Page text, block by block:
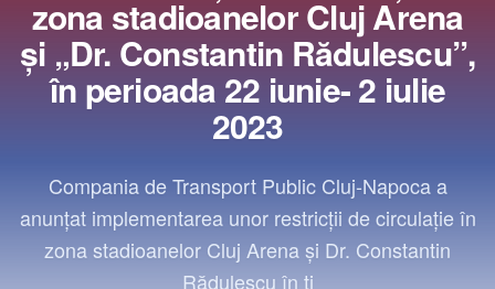
Contact
zona stadioanelor Cluj Arena
și „Dr. Constantin Rădulescu”,
în perioada 22 iunie- 2 iulie
2023
Compania de Transport Public Cluj-Napoca a
anunțat implementarea unor restricții de circulație în
zona stadioanelor Cluj Arena și Dr. Constantin
Rădulescu în ti